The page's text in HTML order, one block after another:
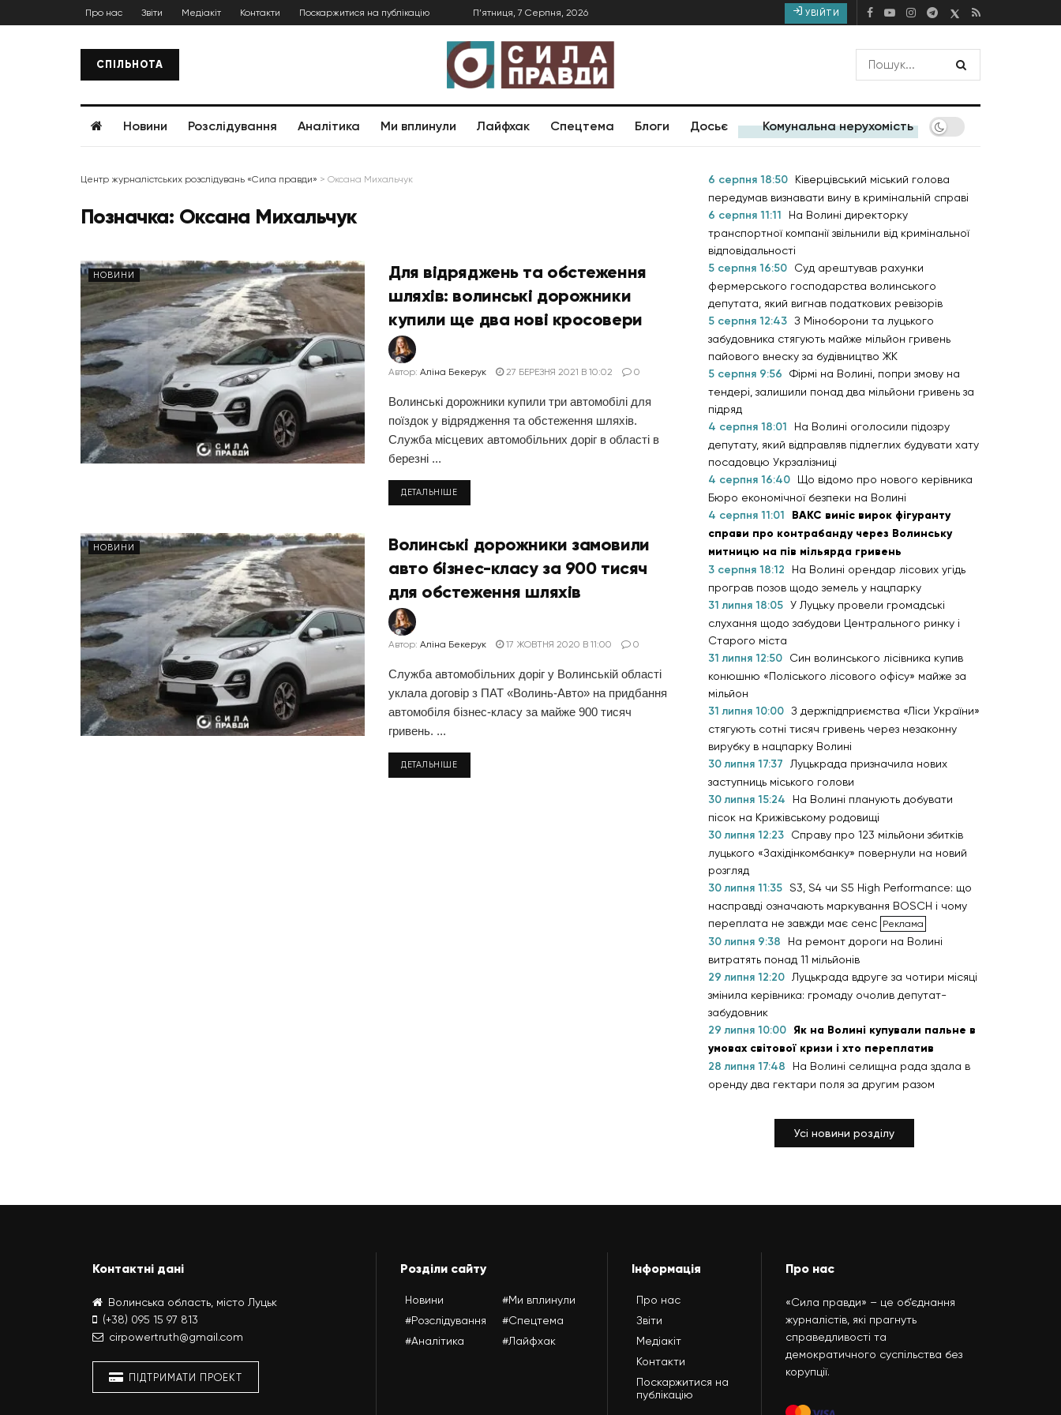
Про нас Звіти Медіакіт Контакти Поскаржитися на публікацію П’ятниця, 7 Серпня, 2026 УВІЙТИ
СПІЛЬНОТА
Новини Розслідування Аналітика Ми вплинули Лайфхак Спецтема Блоги Досьє Комунальна нерухомість
Центр журналістських розслідувань «Сила правди» > Оксана Михальчук
Позначка: Оксана Михальчук
НОВИНИ
Для відряджень та обстеження
шляхів: волинські дорожники
купили ще два нові кросовери
Автор: Аліна Бекерук 27 БЕРЕЗНЯ 2021 В 10:02 0
Волинські дорожники купили три автомобілі для
поїздок у відрядження та обстеження шляхів.
Служба місцевих автомобільних доріг в області в
березні ...
ДЕТАЛЬНІШЕ
НОВИНИ
Волинські дорожники замовили
авто бізнес-класу за 900 тисяч
для обстеження шляхів
Автор: Аліна Бекерук 17 ЖОВТНЯ 2020 В 11:00 0
Служба автомобільних доріг у Волинській області
уклала договір з ПАТ «Волинь-Авто» на придбання
автомобіля бізнес-класу за майже 900 тисяч
гривень. ...
ДЕТАЛЬНІШЕ
6 серпня 18:50
Ківерцівський міський голова
передумав визнавати вину в кримінальній справі
6 серпня 11:11
На Волині директорку
транспортної компанії звільнили від кримінальної
відповідальності
5 серпня 16:50
Суд арештував рахунки
фермерського господарства волинського
депутата, який вигнав податкових ревізорів
5 серпня 12:43 З Міноборони та луцького
забудовника стягують майже мільйон гривень
пайового внеску за будівництво ЖК
5 серпня 9:56
Фірмі на Волині, попри змову на
тендері, залишили понад два мільйони гривень за
підряд
4 серпня 18:01
На Волині оголосили підозру
депутату, який відправляв підлеглих будувати хату
посадовцю Укрзалізниці
4 серпня 16:40
Що відомо про нового керівника
Бюро економічної безпеки на Волині
4 серпня 11:01
ВАКС виніс вирок фігуранту
справи про контрабанду через Волинську
митницю на пів мільярда гривень
3 серпня 18:12
На Волині орендар лісових угідь
програв позов щодо земель у нацпарку
31 липня 18:05 У Луцьку провели громадські
слухання щодо забудови Центрального ринку і
Старого міста
31 липня 12:50
Син волинського лісівника купив
конюшню «Поліського лісового офісу» майже за
мільйон
31 липня 10:00 З держпідприємства «Ліси України»
стягують сотні тисяч гривень через незаконну
вирубку в нацпарку Волині
30 липня 17:37
Луцькрада призначила нових
заступниць міського голови
30 липня 15:24
На Волині планують добувати
пісок на Крижівському родовищі
30 липня 12:23
Справу про 123 мільйони збитків
луцького «Західінкомбанку» повернули на новий
розгляд
30 липня 11:35 S3, S4 чи S5 High Performance: що
насправді означають маркування BOSCH і чому
переплата не завжди має сенс
30 липня 9:38
На ремонт дороги на Волині
витратять понад 11 мільйонів
29 липня 12:20
Луцькрада вдруге за чотири місяці
змінила керівника: громаду очолив депутат-
забудовник
29 липня 10:00 Як на Волині купували пальне в
умовах світової кризи і хто переплатив
28 липня 17:48
На Волині селищна рада здала в
оренду два гектари поля за другим разом
Усі новини розділу
Контактні дані
Волинська область, місто Луцьк
(+38) 095 15 97 813
cirpowertruth@gmail.com
ПІДТРИМАТИ ПРОЕКТ
Розділи сайту
Новини
#Розслідування
#Аналітика
#Ми вплинули
#Спецтема
#Лайфхак
Інформація
Про нас
Звіти
Медіакіт
Контакти
Поскаржитися на
публікацію
Про нас
«Сила правди» – це об’єднання
журналістів, які прагнуть
справедливості та
демократичного суспільства без
корупції.